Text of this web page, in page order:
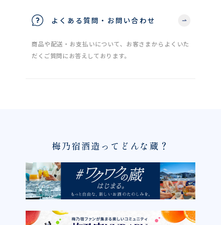
よくある質問・お問い合わせ
商品や配送・お支払いについて、お客さまからよくいた
だくご質問にお答えしております。
梅乃宿酒造ってどんな蔵？